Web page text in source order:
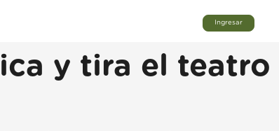
Ingresar
y tira el teatro